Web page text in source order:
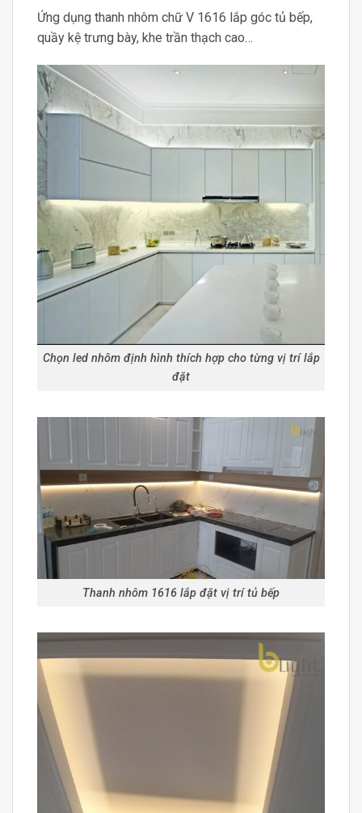
Ứng dụng thanh nhôm chữ V 1616 lắp góc tủ bếp,
quầy kệ trưng bày, khe trần thạch cao…
Chọn led nhôm định hình thích hợp cho từng vị trí lắp
đặt
Thanh nhôm 1616 lắp đặt vị trí tủ bếp